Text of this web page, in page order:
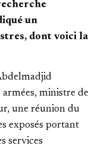
un
dont voici la
armées, ministre de
une réunion du
exposés portant
services